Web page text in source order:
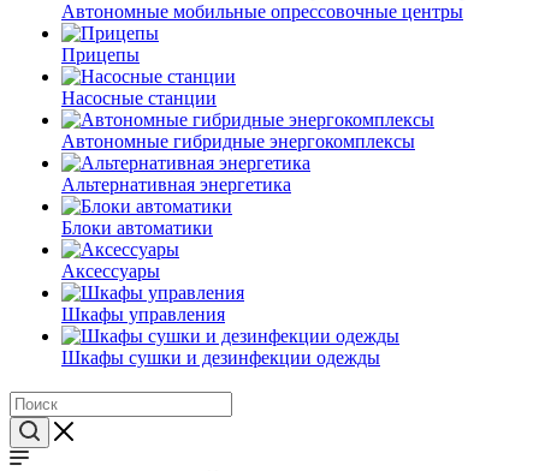
Автономные мобильные опрессовочные центры
Прицепы
Насосные станции
Автономные гибридные энергокомплексы
Альтернативная энергетика
Блоки автоматики
Аксессуары
Шкафы управления
Шкафы сушки и дезинфекции одежды